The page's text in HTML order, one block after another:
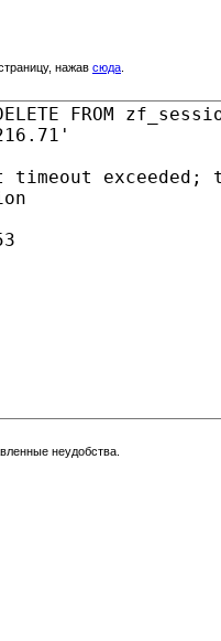
нажав сюда
неудобства.